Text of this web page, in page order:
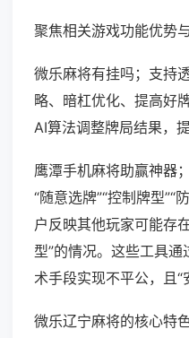
聚焦相关游戏功能优势与
微乐麻将有挂吗；支持
略、暗杠优化、提高好
AI算法调整牌局结果，提
鹰潭手机麻将助赢神器
“随意选牌”“控制牌型”“
户反映其他玩家可能存
型”的情况。这些工具
术手段实现不平公，且“
微乐辽宁麻将的核心特